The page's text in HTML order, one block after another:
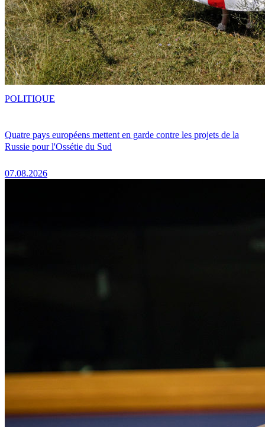
Quatre pays européens mettent en garde contre les projets de la
Russie pour l'Ossétie du Sud
07.08.2026
POLITIQUE